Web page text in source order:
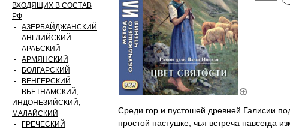
ВХОДЯЩИХ В СОСТАВ
РФ
- АЗЕРБАЙДЖАНСКИЙ
- АНГЛИЙСКИЙ
- АРАБСКИЙ
- АРМЯНСКИЙ
-
БОЛГАРСКИЙ
-
ВЕНГЕРСКИЙ
-
ВЬЕТНАМСКИЙ,
ИНДОНЕЗИЙСКИЙ,
МАЛАЙСКИЙ
-
ГРЕЧЕСКИЙ
Среди гор и пустошей древней Галисии
простой пастушке, чья встреча навсегда